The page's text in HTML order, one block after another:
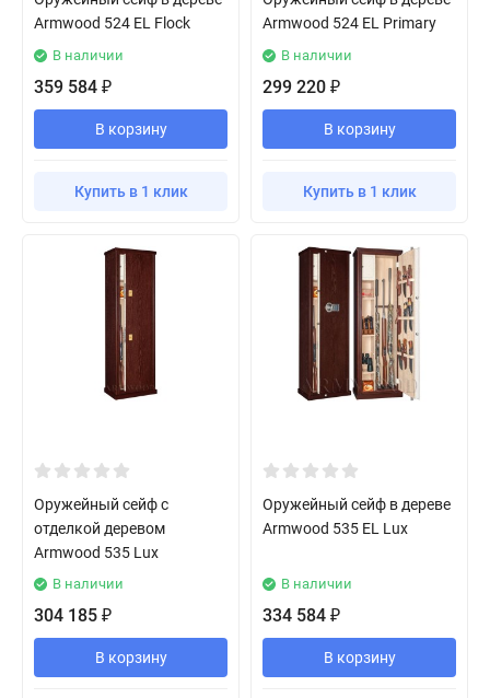
Armwood 524 EL Flock
В наличии
359 584 ₽
В корзину
Купить в 1 клик
Armwood 524 EL Primary
В наличии
299 220 ₽
В корзину
Купить в 1 клик
Оружейный сейф с
отделкой деревом
Armwood 535 Lux
В наличии
304 185 ₽
В корзину
Оружейный сейф в дереве
Armwood 535 EL Lux
В наличии
334 584 ₽
В корзину